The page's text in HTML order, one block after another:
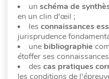
un schéma de
en un clin d'œil ;
les connaissances
jurisprudence
une bibliographie
étoffer ses
des cas pratiques
les conditions de